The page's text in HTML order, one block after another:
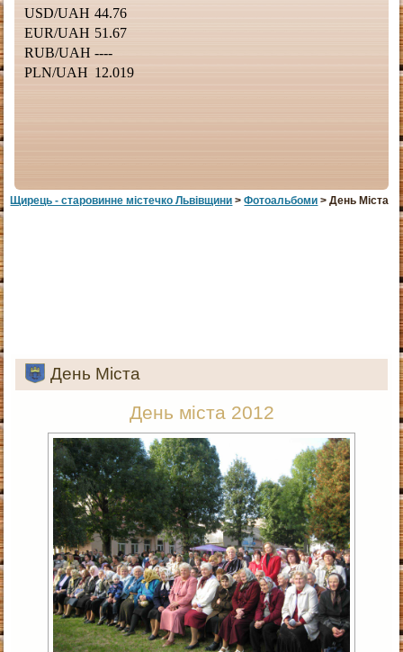
Щирець - старовинне мiстечко Львiвщини >Фотоальбоми > День Міста
День Міста
День міста 2012